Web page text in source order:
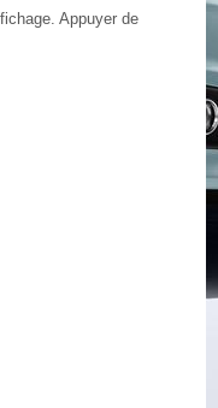
Appuyer de